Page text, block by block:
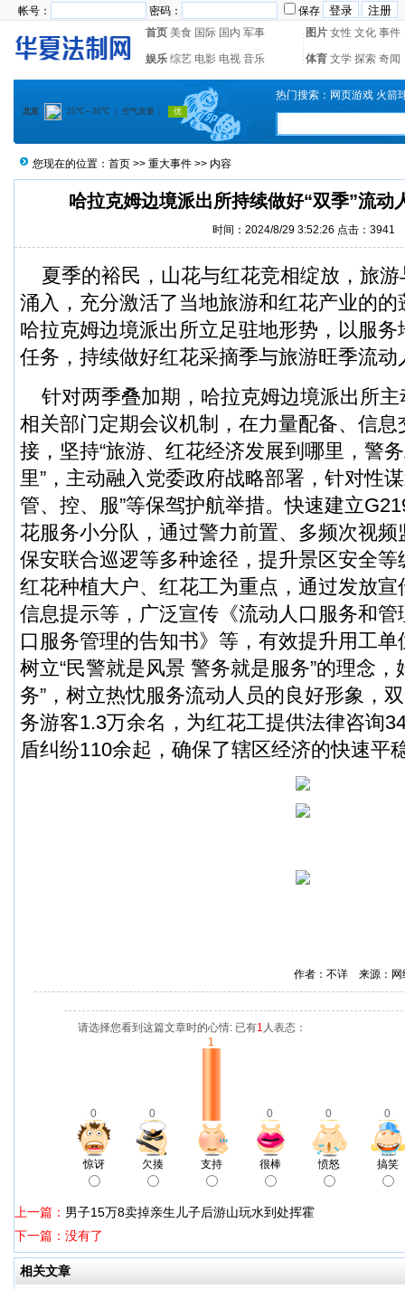
帐号： 密码：
保存
首页 美食 国际 国内 军事 图片 女性 文化 事件
娱乐 综艺 电影 电视 音乐 体育 文学 探索 奇闻
热门搜索： 网页游戏 火箭
您现在的位置： 首页 >> 重大事件 >> 内容
哈拉克姆边境派出所持续做好“双季”流动
时间：2024/8/29 3:52:26 点击： 3941
夏季的裕民，山花与红花竞相绽放，旅游
涌入，充分激活了当地旅游和红花产业的
哈拉克姆边境派出所立足驻地形势，以服
任务，持续做好红花采摘季与旅游旺季流
针对两季叠加期，哈拉克姆边境派出所主
相关部门定期会议机制，在力量配备、信
接，坚持“旅游、红花经济发展到哪里，警
里”，主动融入党委政府战略部署，针对性
管、控、服”等保驾护航举措。快速建立
花服务小分队，通过警力前置、多频次视
保安联合巡逻等多种途径，提升景区安全
红花种植大户、红花工为重点，通过发放
信息提示等，广泛宣传《流动人口服务和
口服务管理的告知书》等，有效提升用工
树立“民警就是风景 警务就是服务”的理念，
务”，树立热忱服务流动人员的良好形象，
务游客1.3万余名，为红花工提供法律咨询
盾纠纷110余起，确保了辖区经济的快速平
作者：不详 来源：
请选择您看到这篇文章时的心情: 已有1 人表态：
0 0
1
0 0 0
惊讶 欠揍 支持 很棒 愤怒 搞笑
上一篇： 男子15万8卖掉亲生儿子后游山玩水到处挥霍
下一篇：没有了
相关文章